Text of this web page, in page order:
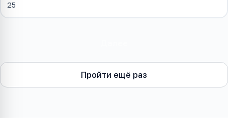
25
Пройти ещё раз